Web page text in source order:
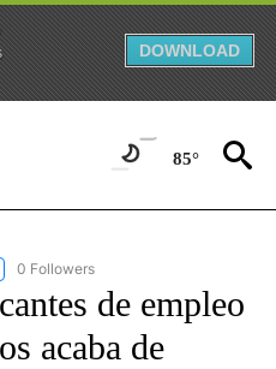
DOWNLOAD
85°
"CNN - SPANISH" TO RECEIVE
0 Followers
de empleo
acaba de